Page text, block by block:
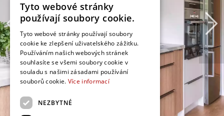
Tyto webové stránky
používají soubory cookie.
Tyto webové stránky používají soubory
cookie ke zlepšení uživatelského zážitku.
Používáním našich webových stránek
souhlasíte se všemi soubory cookie v
souladu s našimi zásadami používání
souborů cookie. Více informací
NEZBYTNÉ